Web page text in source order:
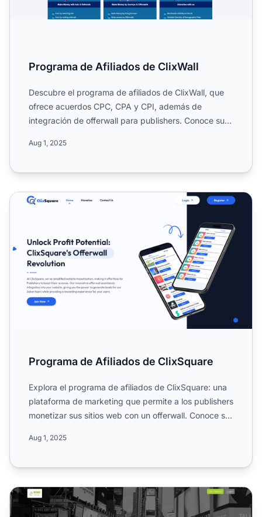
Programa de Afiliados de ClixWall
Descubre el programa de afiliados de ClixWall, que
ofrece acuerdos CPC, CPA y CPI, además de
integración de offerwall para publishers. Conoce su
Aug 1, 2025
Programa de Afiliados de ClixSquare
Programa de Afiliados de ClixSquare
Explora el programa de afiliados de ClixSquare: una
plataforma de marketing que permite a los publishers
monetizar sus sitios web con un offerwall. Conoce su
Aug 1, 2025
Programa de Afiliados KiwiWall